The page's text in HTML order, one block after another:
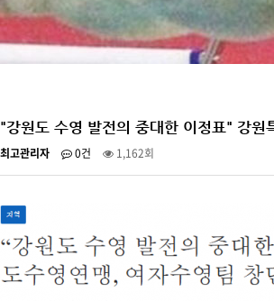
"강원도 수영 발전의 중대한 이정표" 강원
최고관리자 0건 1,162회